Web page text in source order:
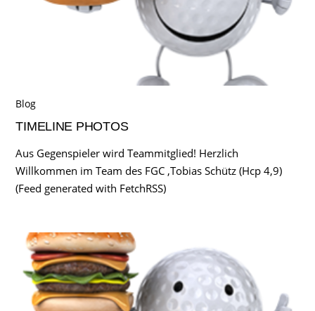
Blog
TIMELINE PHOTOS
Aus Gegenspieler wird Teammitglied! Herzlich
Willkommen im Team des FGC ,Tobias Schütz (Hcp 4,9)
(Feed generated with FetchRSS)